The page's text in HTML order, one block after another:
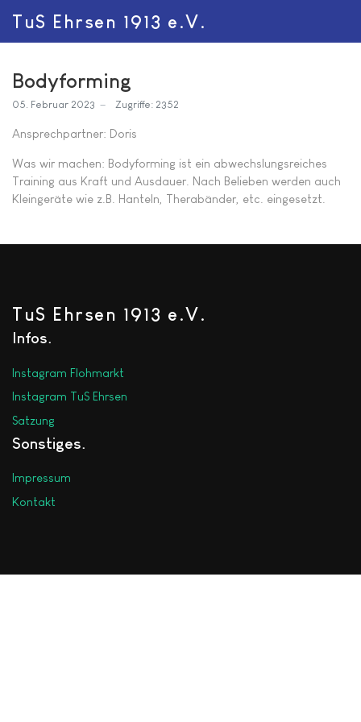
TuS Ehrsen 1913 e.V.
Bodyforming
05. Februar 2023 Zugriffe: 2352
Ansprechpartner: Doris
Was wir machen: Bodyforming ist ein abwechslungsreiches
Training aus Kraft und Ausdauer. Nach Belieben werden auch
Kleingeräte wie z.B. Hanteln, Therabänder, etc. eingesetzt.
TuS Ehrsen 1913 e.V.
Infos
Instagram Flohmarkt
Instagram TuS Ehrsen
Satzung
Sonstiges
Impressum
Kontakt